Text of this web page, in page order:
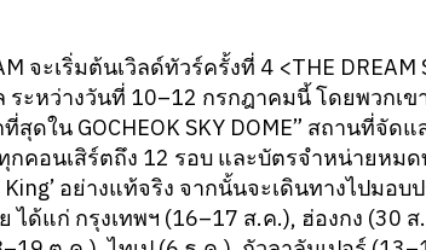
จะเริ่มต้นเวิลด์ทัวร์ครั้งที่ 4 <THE DREAM
ระหว่างวันที่ 10–12 กรกฎาคมนี้ โดยพวกเ
สุดใน GOCHEOK SKY DOME” สถานที่จั
กคอนเสิร์ตถึง 12 รอบ และบัตรจำหน่ายหม
King’ อย่างแท้จริง จากนั้นจะเดินทางไปมอ
ได้แก่ กรุงเทพฯ (16–17 ส.ค.), ฮ่องกง (30